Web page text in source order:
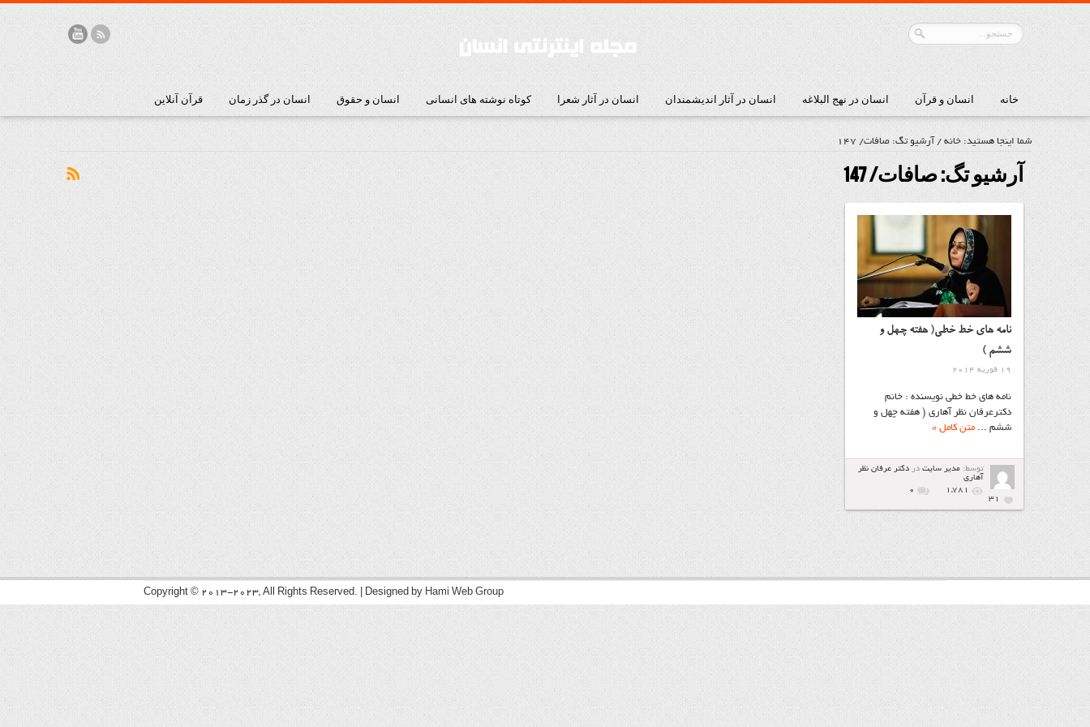
خانه انسان و قرآن انسان در نهج البلاغه انسان در آثار اندیشمندان انسان در آثار شعرا کوتاه نوشته های انسانی انسان و حقوق انسان در گذر زمان قرآن آنلاین
شما اینجا هستید: خانه / آرشیو تگ: صافات/ 147
آرشیو تگ:صافات/ 147
نامه هاي خط خطی( هفته چهل و
ششم )
19 فوریه 2014
نامه هاي خط خطی نویسنده : خانم
دکترعرفان نظر آهاری ( هفته چهل و
ششم ... متن کامل »
توسط: مدیر سایت در دكتر عرفان نظر
آهاري
1,781
۰
31
Copyright © 2013-2023, All Rights Reserved. | Designed by Hami Web Group